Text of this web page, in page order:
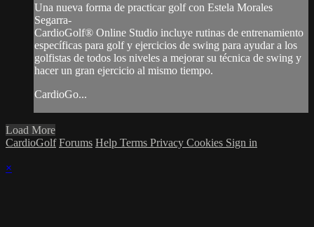
Una nueva forma de practicar golf con Estela Morales
Segarra-
CardioGolf® Online Studio incluye rutinas de entrenamiento
específicas para golf y ejercicios de swing para ayudar a los
golfistas de todos los niveles a mejorar su técnica de swing y
hacer un gran ejercicio al mismo tiempo.
CardioGo...
Load More
CardioGolf Forums Help Terms Privacy Cookies Sign in
×